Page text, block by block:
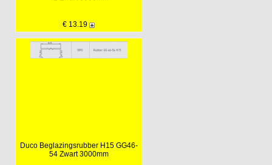
€ 13.19
Duco Beglazingsrubber H15 GG46-
54 Zwart 3000mm